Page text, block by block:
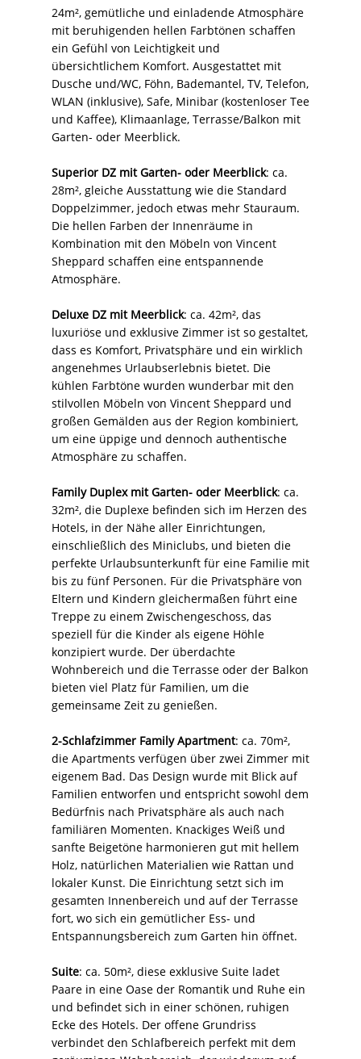
24m², gemütliche und einladende Atmosphäre
mit beruhigenden hellen Farbtönen schaffen
ein Gefühl von Leichtigkeit und
übersichtlichem Komfort. Ausgestattet mit
Dusche und/WC, Föhn, Bademantel, TV, Telefon,
WLAN (inklusive), Safe, Minibar (kostenloser Tee
und Kaffee), Klimaanlage, Terrasse/Balkon mit
Garten- oder Meerblick.
Superior DZ mit Garten- oder Meerblick: ca.
28m², gleiche Ausstattung wie die Standard
Doppelzimmer, jedoch etwas mehr Stauraum.
Die hellen Farben der Innenräume in
Kombination mit den Möbeln von Vincent
Sheppard schaffen eine entspannende
Atmosphäre.
Deluxe DZ mit Meerblick: ca. 42m², das
luxuriöse und exklusive Zimmer ist so gestaltet,
dass es Komfort, Privatsphäre und ein wirklich
angenehmes Urlaubserlebnis bietet. Die
kühlen Farbtöne wurden wunderbar mit den
stilvollen Möbeln von Vincent Sheppard und
großen Gemälden aus der Region kombiniert,
um eine üppige und dennoch authentische
Atmosphäre zu schaffen.
Family Duplex mit Garten- oder Meerblick: ca.
32m², die Duplexe befinden sich im Herzen des
Hotels, in der Nähe aller Einrichtungen,
einschließlich des Miniclubs, und bieten die
perfekte Urlaubsunterkunft für eine Familie mit
bis zu fünf Personen. Für die Privatsphäre von
Eltern und Kindern gleichermaßen führt eine
Treppe zu einem Zwischengeschoss, das
speziell für die Kinder als eigene Höhle
konzipiert wurde. Der überdachte
Wohnbereich und die Terrasse oder der Balkon
bieten viel Platz für Familien, um die
gemeinsame Zeit zu genießen.
2-Schlafzimmer Family Apartment: ca. 70m²,
die Apartments verfügen über zwei Zimmer mit
eigenem Bad. Das Design wurde mit Blick auf
Familien entworfen und entspricht sowohl dem
Bedürfnis nach Privatsphäre als auch nach
familiären Momenten. Knackiges Weiß und
sanfte Beigetöne harmonieren gut mit hellem
Holz, natürlichen Materialien wie Rattan und
lokaler Kunst. Die Einrichtung setzt sich im
gesamten Innenbereich und auf der Terrasse
fort, wo sich ein gemütlicher Ess- und
Entspannungsbereich zum Garten hin öffnet.
Suite: ca. 50m², diese exklusive Suite ladet
Paare in eine Oase der Romantik und Ruhe ein
und befindet sich in einer schönen, ruhigen
Ecke des Hotels. Der offene Grundriss
verbindet den Schlafbereich perfekt mit dem